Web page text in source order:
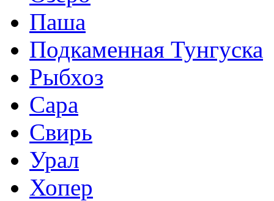
Паша
Подкаменная Тунгуска
Рыбхоз
Сара
Свирь
Урал
Хопер